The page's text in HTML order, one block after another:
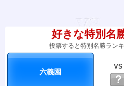
好きな特別名
投票すると特別名勝ラン
VS
？